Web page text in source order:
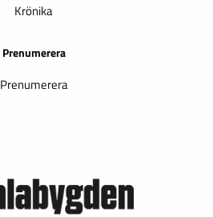
Krönika
Prenumerera
Prenumerera